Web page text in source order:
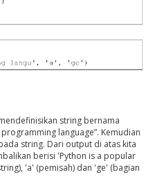
string bernama
language”. Kemudian
string. Dari output di atas kita
berisi 'Python is a popular
'a' (pemisah) dan 'ge' (bagian